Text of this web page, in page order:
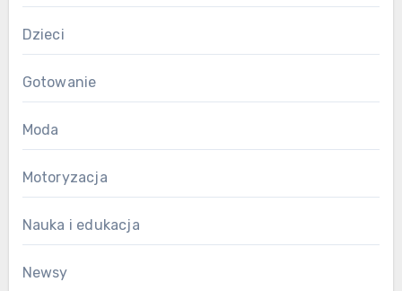
Dzieci
Gotowanie
Moda
Motoryzacja
Nauka i edukacja
Newsy